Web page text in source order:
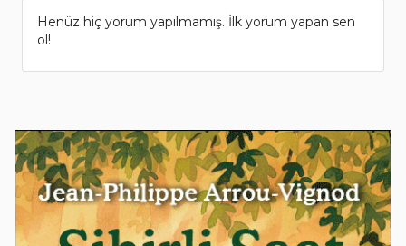
Henüz hiç yorum yapılmamış. İlk yorum yapan sen
ol!